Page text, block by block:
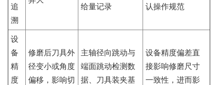
追
溯
给量记录
认操作规范
设
备
精
度
修磨后刀具外
径变小或角度
偏移，影响切
主轴径向跳动与
端面跳动检测数
据、刀具装夹基
设备精度偏差直
接影响修磨尺寸
一致性，进而影